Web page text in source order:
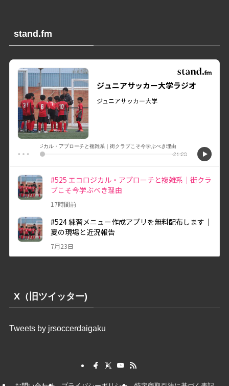
stand.fm
X（旧ツイッター)
Tweets by jrsoccerdaigaku